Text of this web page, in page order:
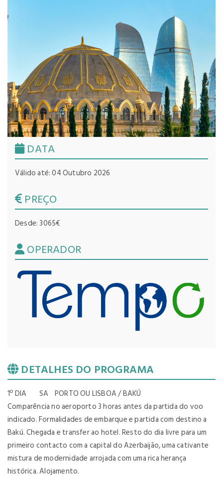
DATA
Válido até: 04 Outubro 2026
PREÇO
Desde: 3065€
OPERADOR
DETALHES DO PROGRAMA
1º DIA SA PORTO OU LISBOA / BAKÚ
Comparência no aeroporto 3 horas antes da partida do voo
indicado. Formalidades de embarque e partida com destino a
Bakú. Chegada e transfer ao hotel. Resto do dia livre para um
primeiro contacto com a capital do Azerbaijão, uma cativante
mistura de modernidade arrojada com uma rica herança
histórica. Alojamento.